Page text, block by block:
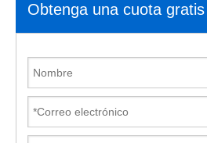
Obtenga una cuota gratis